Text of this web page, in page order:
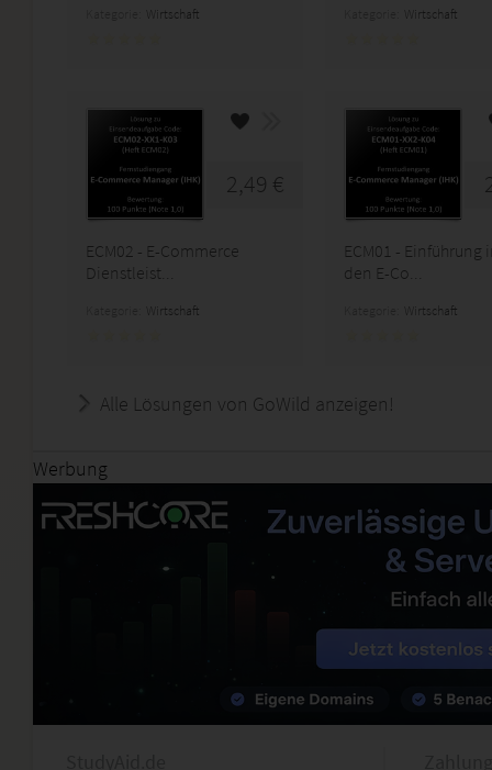
Wirtschaft Wirtschaft
2,49 €
ECM02 - E-Commerce
Dienstleist...
Wirtschaft
ECM01 - Einführung
den E-Co...
Wirtschaft
Alle Lösungen von GoWild anzeigen!
Werbung